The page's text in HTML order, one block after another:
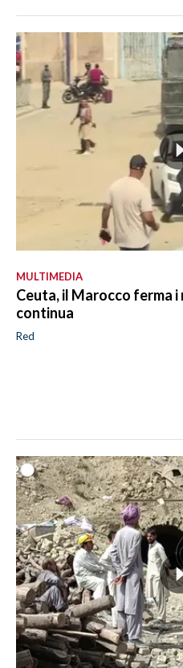
MULTIMEDIA
Ceuta, il Marocco ferma i
continua
Red